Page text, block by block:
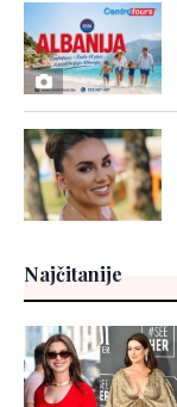
Najčitanije